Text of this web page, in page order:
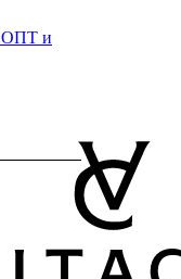
ОПТ и